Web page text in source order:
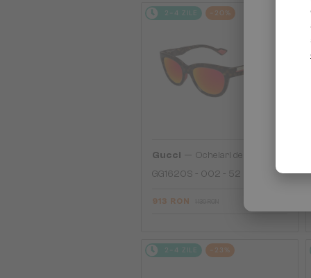
2-4 ZILE -20%
Gucci
Ochelari de soare
GG1620S - 002 - 52
913 RON
2-4 ZILE -23%